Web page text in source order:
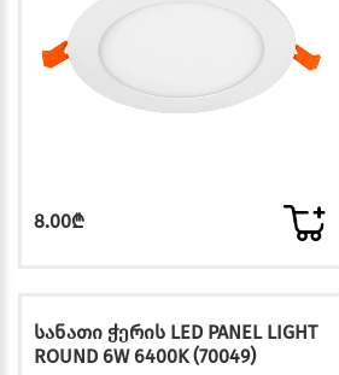
8.00₾
სანათი ჭერის LED PANEL LIGHT
ROUND 6W 6400K (70049)